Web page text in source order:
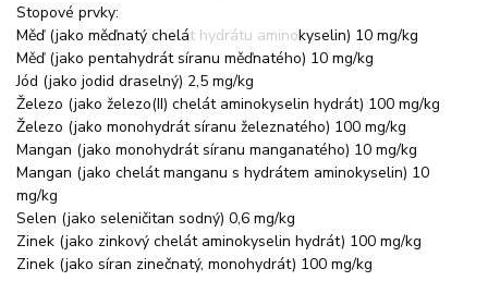
Stopové prvky:
Měď (jako měďnatý chelát hydrátu aminokyselin) 10 mg/kg
Měď (jako pentahydrát síranu měďnatého) 10 mg/kg
Jód (jako jodid draselný) 2,5 mg/kg
Železo (jako železo(II) chelát aminokyselin hydrát) 100 mg/kg
Železo (jako monohydrát síranu železnatého) 100 mg/kg
Mangan (jako monohydrát síranu manganatého) 10 mg/kg
Mangan (jako chelát manganu s hydrátem aminokyselin) 10
mg/kg
Selen (jako seleničitan sodný) 0,6 mg/kg
Zinek (jako zinkový chelát aminokyselin hydrát) 100 mg/kg
Zinek (jako síran zinečnatý, monohydrát) 100 mg/kg